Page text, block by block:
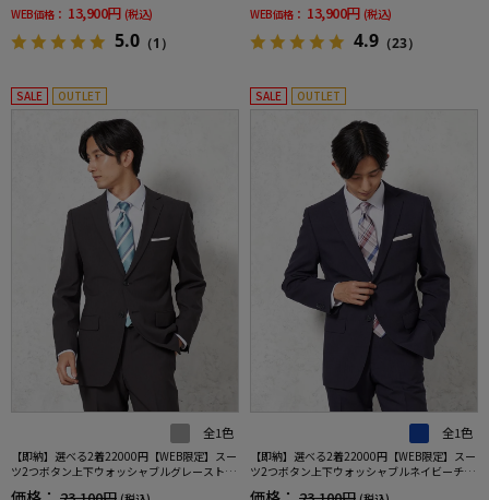
WEB価格： 13,900円 (税込)
5.0 （1）
WEB価格： 13,900円 (税込)
4.9 （23）
SALE OUTLET
全1色
【即納】選べる2着22000円【WEB限定】スー
ツ2つボタン上下ウォッシャブルグレーストラ
イプ
SALE OUTLET
全1色
【即納】選べる2着22000円【WEB限定】スー
ツ2つボタン上下ウォッシャブルネイビーチェ
ック